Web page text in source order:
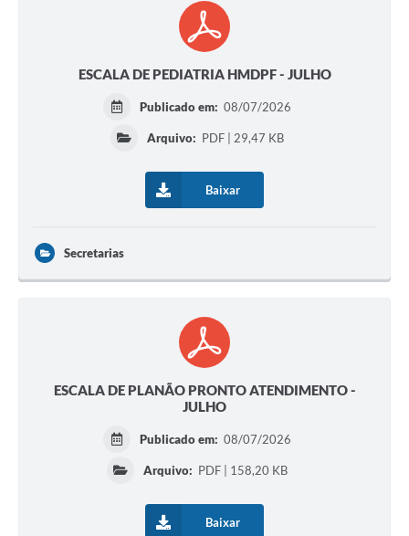
ESCALA DE PEDIATRIA HMDPF - JULHO
Publicado em: 08/07/2026
Arquivo: PDF | 29,47 KB
Baixar
Secretarias
ESCALA DE PLANÃO PRONTO ATENDIMENTO -
JULHO
Publicado em: 08/07/2026
Arquivo: PDF | 158,20 KB
Baixar